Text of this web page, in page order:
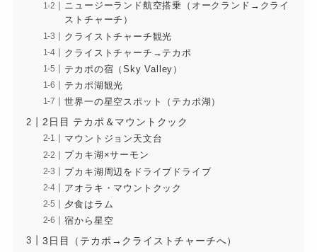
ニュージーランド航空搭乗（オークランド→クライ
ストチャーチ）
クライストチャーチ観光
クライストチャーチ→テカポ
テカポの宿（Sky Valley）
テカポ湖観光
世界一の星空スポット（テカポ湖）
2日目 テカポ＆マウントクック
マウントジョン天文台
プカキ湖×サーモン
プカキ湖周辺をドライブドライブ
アオラキ・マウントクック
夕食はラム
宿から星空
3日目（テカポ→クライストチャーチへ）